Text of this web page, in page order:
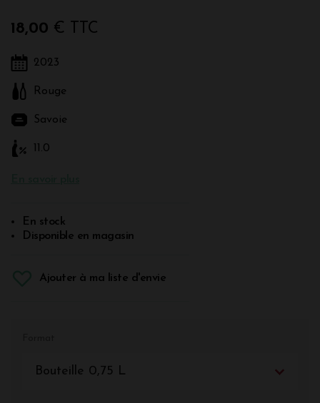
18,00 € TTC
2023
Rouge
Savoie
11.0
En stock
Disponible en magasin
Ajouter à ma liste d'envie
Bouteille 0,75 L